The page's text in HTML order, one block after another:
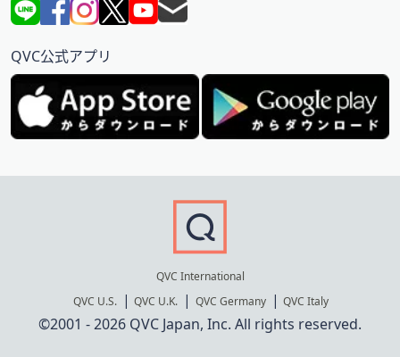
QVC公式アプリ
QVC International
QVC U.S.
QVC U.K. QVC Germany QVC Italy
©2001 - 2026 QVC Japan, Inc. All rights reserved.